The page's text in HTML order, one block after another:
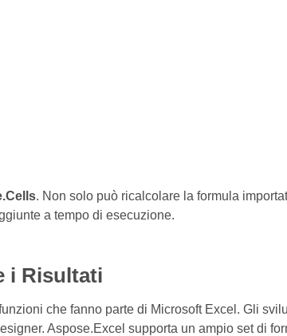
. Non solo può ricalcolare la formula
a tempo di esecuzione.
i Risultati
che fanno parte di Microsoft Excel. Gli
Aspose.Excel supporta un ampio set di